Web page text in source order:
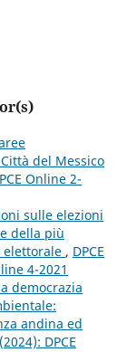
del Messico
Online 2-
sulle elezioni
della più
elettorale , DPCE
4-2021
democrazia
andina ed
DPCE